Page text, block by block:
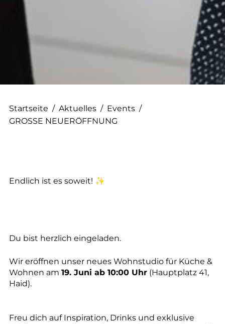
--
Startseite / Aktuelles / Events /
GROSSE NEUERÖFFNUNG
Endlich ist es soweit! ✨
Du bist herzlich eingeladen.
Wir eröffnen unser neues Wohnstudio für Küche &
Wohnen am 19. Juni ab 10:00 Uhr (Hauptplatz 41,
Haid).
Freu dich auf Inspiration, Drinks und exklusive